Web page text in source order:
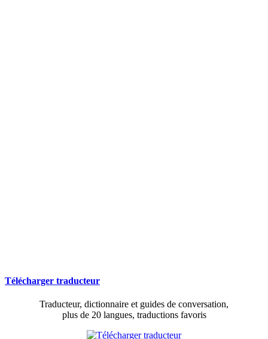
Télécharger traducteur
Traducteur, dictionnaire et guides de conversation,
plus de 20 langues, traductions favoris